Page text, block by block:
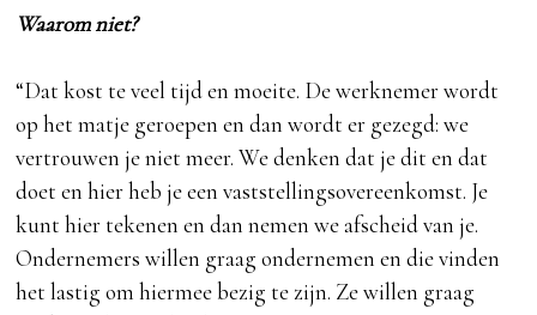
Waarom niet?
“Dat kost te veel tijd en moeite. De werknemer wordt
op het matje geroepen en dan wordt er gezegd: we
vertrouwen je niet meer. We denken dat je dit en dat
doet en hier heb je een vaststellingsovereenkomst. Je
kunt hier tekenen en dan nemen we afscheid van je.
Ondernemers willen graag ondernemen en die vinden
het lastig om hiermee bezig te zijn. Ze willen graag